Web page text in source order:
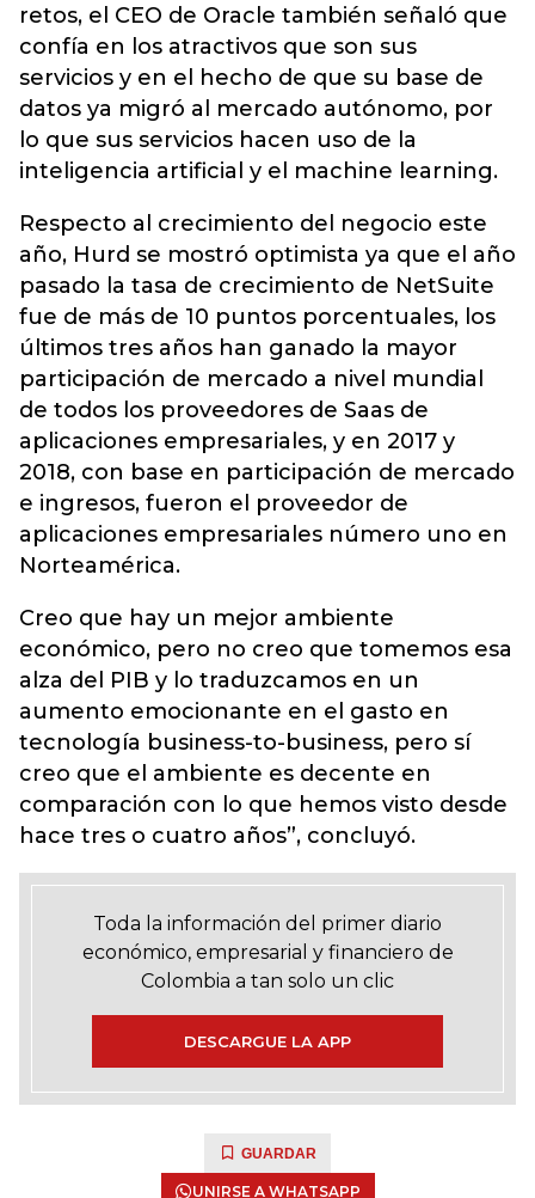
retos, el CEO de Oracle también señaló que
confía en los atractivos que son sus
servicios y en el hecho de que su base de
datos ya migró al mercado autónomo, por
lo que sus servicios hacen uso de la
inteligencia artificial y el machine learning.
Respecto al crecimiento del negocio este
año, Hurd se mostró optimista ya que el año
pasado la tasa de crecimiento de NetSuite
fue de más de 10 puntos porcentuales, los
últimos tres años han ganado la mayor
participación de mercado a nivel mundial
de todos los proveedores de Saas de
aplicaciones empresariales, y en 2017 y
2018, con base en participación de mercado
e ingresos, fueron el proveedor de
aplicaciones empresariales número uno en
Norteamérica.
Creo que hay un mejor ambiente
económico, pero no creo que tomemos esa
alza del PIB y lo traduzcamos en un
aumento emocionante en el gasto en
tecnología business-to-business, pero sí
creo que el ambiente es decente en
comparación con lo que hemos visto desde
hace tres o cuatro años”, concluyó.
Toda la información del primer diario
económico, empresarial y financiero de
Colombia a tan solo un clic
DESCARGUE LA APP
GUARDAR
UNIRSE A WHATSAPP